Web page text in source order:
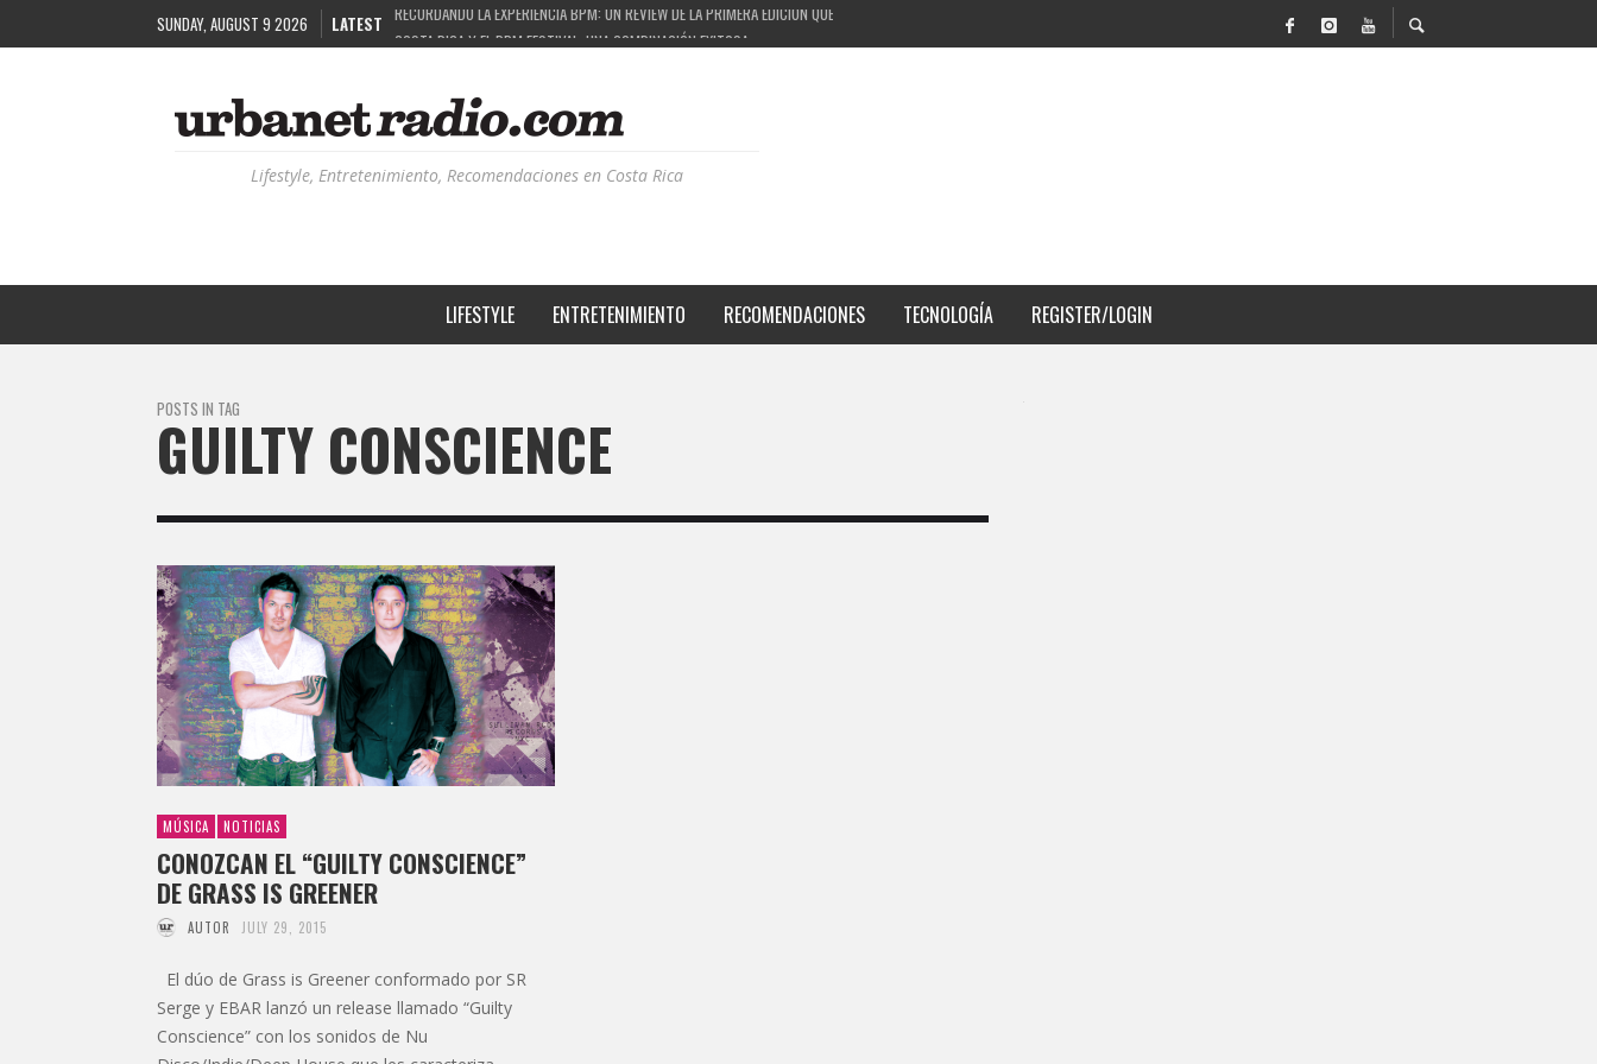
SUNDAY, AUGUST 9 2026 LATEST COSTA RICA Y EL BPM FESTIVAL: UNA COMBINACIÓN EXITOSA
RUTAS NATURBANAS: EL PROYECTO QUE ESTÁ TRANSFORMANDO LA CALIDAD DE VIDA DEL TRANSEÚNTE TICO CON MOVILIDAD Y PAISAJISMO
Lifestyle, Entretenimiento, Recomendaciones en Costa Rica
LIFESTYLE ENTRETENIMIENTO RECOMENDACIONES TECNOLOGÍA REGISTER/LOGIN
POSTS IN TAG
GUILTY CONSCIENCE
MÚSICA NOTICIAS
CONOZCAN EL “GUILTY CONSCIENCE”
DE GRASS IS GREENER
AUTOR JULY 29, 2015
El dúo de Grass is Greener conformado por SR
Serge y EBAR lanzó un release llamado “Guilty
Conscience” con los sonidos de Nu